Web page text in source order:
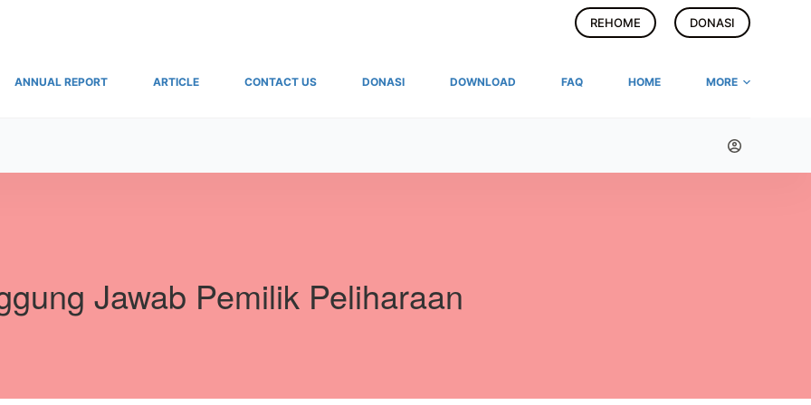
REHOME DONASI
ANNUAL REPORT ARTICLE CONTACT US DONASI DOWNLOAD FAQ HOME MORE
Jawab Pemilik Peliharaan